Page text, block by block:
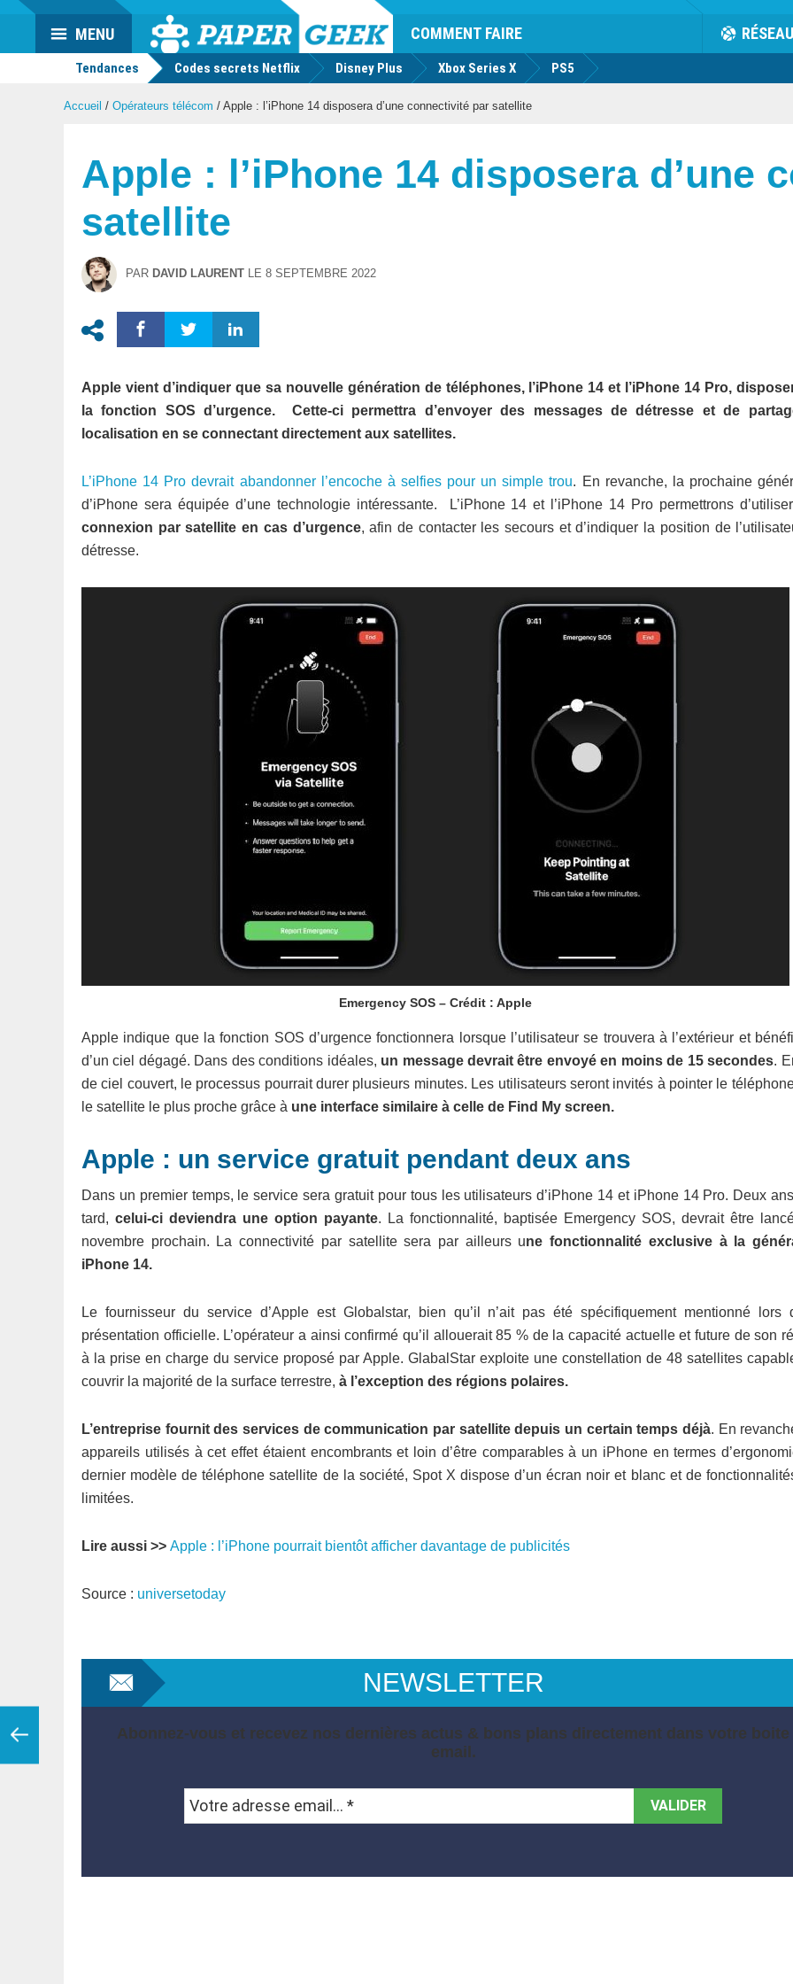
Actu
geek
COMMENT FAIRE RÉSEAU
MENU
Tendances Codes secrets Netflix Disney Plus Xbox Series X PS5
Accueil / Opérateurs télécom / Apple : l’iPhone 14 disposera d’une connectivité par satellite
Apple : l’iPhone 14 disposera d’une
satellite
PAR DAVID LAURENT LE 8 SEPTEMBRE 2022
Apple vient d’indiquer que sa nouvelle génération de téléphones, l’iPhone 14 et l’iPhone 14 Pro,
la fonction SOS d’urgence. Cette-ci permettra d’envoyer des messages de détresse et de
localisation en se connectant directement aux satellites.
L’iPhone 14 Pro devrait abandonner l’encoche à selfies pour un simple trou. En revanche, la prochaine
d’iPhone sera équipée d’une technologie intéressante. L’iPhone 14 et l’iPhone 14 Pro permettrons
connexion par satellite en cas d’urgence, afin de contacter les secours et d’indiquer la position de
détresse.
Emergency SOS – Crédit : Apple
Apple indique que la fonction SOS d’urgence fonctionnera lorsque l’utilisateur se trouvera à l’extérieur et
d’un ciel dégagé. Dans des conditions idéales, un message devrait être envoyé en moins de 15 secondes.
de ciel couvert, le processus pourrait durer plusieurs minutes. Les utilisateurs seront invités à pointer le
le satellite le plus proche grâce à une interface similaire à celle de Find My screen.
Apple : un service gratuit pendant deux ans
Dans un premier temps, le service sera gratuit pour tous les utilisateurs d’iPhone 14 et iPhone 14 Pro. Deux
tard, celui-ci deviendra une option payante. La fonctionnalité, baptisée Emergency SOS, devrait être
novembre prochain. La connectivité par satellite sera par ailleurs une fonctionnalité exclusive à la
iPhone 14.
Le fournisseur du service d’Apple est Globalstar, bien qu’il n’ait pas été spécifiquement mentionné lors
présentation officielle. L’opérateur a ainsi confirmé qu’il allouerait 85 % de la capacité actuelle et future de son
à la prise en charge du service proposé par Apple. GlabalStar exploite une constellation de 48 satellites
couvrir la majorité de la surface terrestre, à l’exception des régions polaires.
L’entreprise fournit des services de communication par satellite depuis un certain temps déjà. En
appareils utilisés à cet effet étaient encombrants et loin d’être comparables à un iPhone en termes
dernier modèle de téléphone satellite de la société, Spot X dispose d’un écran noir et blanc et de
limitées.
Lire aussi >> Apple : l’iPhone pourrait bientôt afficher davantage de publicités
Source : universetoday
NEWSLETTER
Abonnez-vous et recevez nos dernières actus & bons plans directement dans votre boite
email.